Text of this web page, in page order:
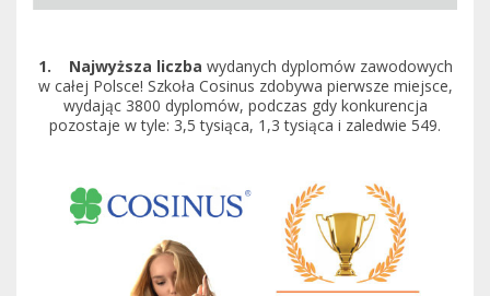
1. Najwyższa liczba wydanych dyplomów zawodowych
w całej Polsce! Szkoła Cosinus zdobywa pierwsze miejsce,
wydając 3800 dyplomów, podczas gdy konkurencja
pozostaje w tyle: 3,5 tysiąca, 1,3 tysiąca i zaledwie 549.